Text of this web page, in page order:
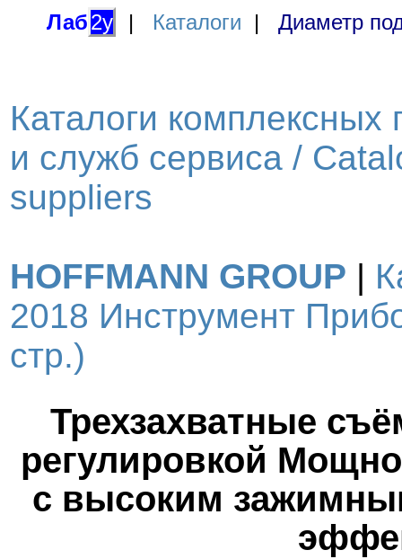
Лаб2у | Каталоги | Диаметр
Каталоги
и служб сервиса /
suppliers
HOFFMANN GROUP |
2018 Инструмент
стр.)
Трехзахватные
регулировкой
с высоким